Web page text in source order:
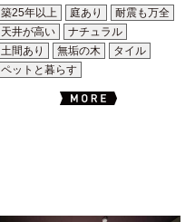
築25年以上
庭あり
耐震も万全
天井が高い
ナチュラル
土間あり
無垢の木
タイル
ペットと暮らす